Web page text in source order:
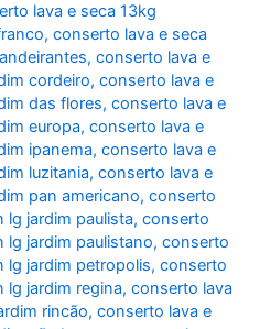
lava e seca 13kg
,conserto lava e seca
,conserto lava e
cordeiro,conserto lava e
das flores,conserto lava e
europa,conserto lava e
ipanema,conserto lava e
luzitania,conserto lava e
pan americano,conserto
lg jardim paulista,conserto
lg jardim paulistano,conserto
lg jardim petropolis,conserto
lg jardim regina,conserto lava
rincão,conserto lava e